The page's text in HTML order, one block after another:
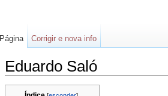
Eduardo Saló
Página Corrigir e nova info